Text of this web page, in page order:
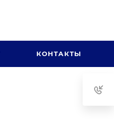
КОНТАКТЫ